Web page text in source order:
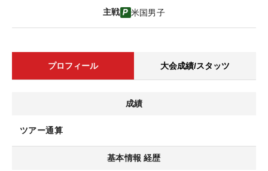
主戦 米国男子
プロフィール 大会成績/スタッツ
成績
ツアー通算
基本情報 経歴